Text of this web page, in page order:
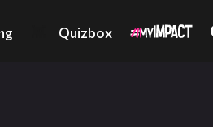
Quizbox